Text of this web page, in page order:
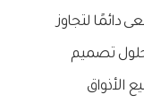
دائمًا لتجاوز
حلول تصميم